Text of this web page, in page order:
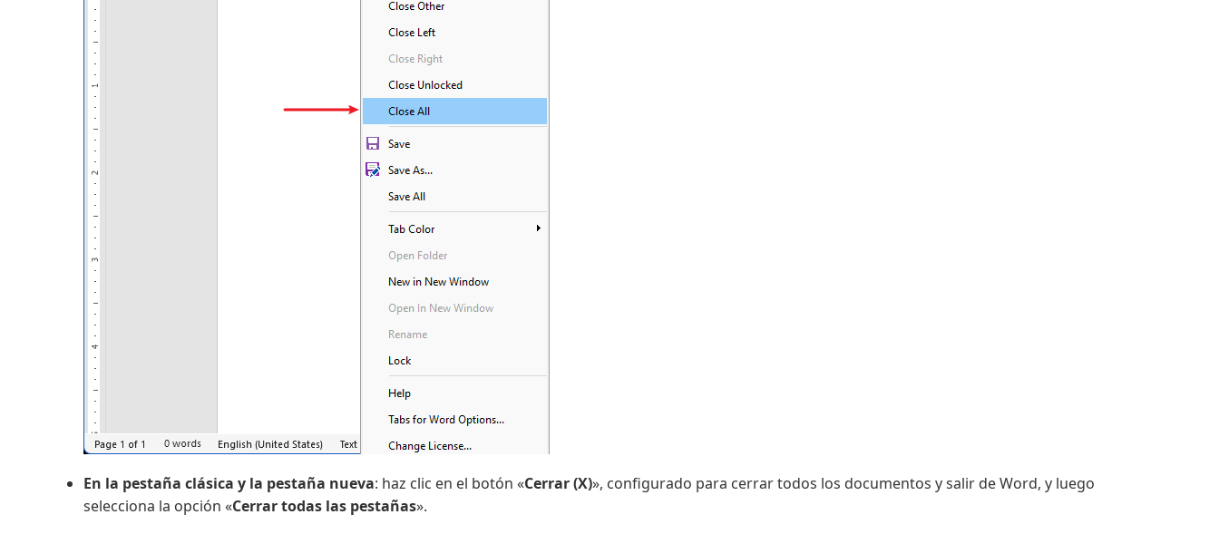
En la pestaña clásica y la pestaña nueva: haz clic en el botón «Cerrar (X)», configurado para cerrar todos los documentos y salir de Word, y luego
selecciona la opción «Cerrar todas las pestañas».